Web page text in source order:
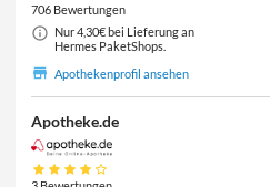
706 Bewertungen
Nur 4,30€ bei Lieferung an
Hermes PaketShops.
Apothekenprofil ansehen
Apotheke.de